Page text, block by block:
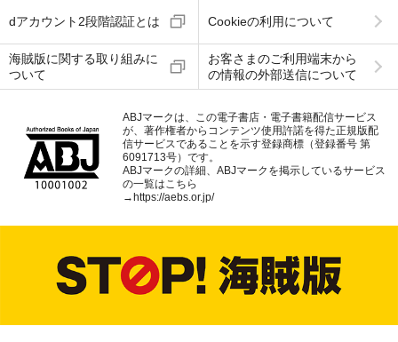
dアカウント2段階認証とは Cookieの利用について
海賊版に関する取り組みに
ついて
お客さまのご利用端末から
の情報の外部送信について
ABJマークは、この電子書店・電子書籍配信サービス
が、著作権者からコンテンツ使用許諾を得た正規版配
信サービスであることを示す登録商標（登録番号 第
6091713号）です。
ABJマークの詳細、ABJマークを掲示しているサービス
の一覧はこちら
→ https://aebs.or.jp/